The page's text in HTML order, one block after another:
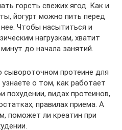
горсть свежих ягод. Как и
йогурт можно пить перед
Чтобы насытиться и
нагрузкам, хватит
до начала занятий.
сывороточном протеине для
о том, как работает
похудении, видах протеинов,
правилах приема. А
поможет ли креатин при